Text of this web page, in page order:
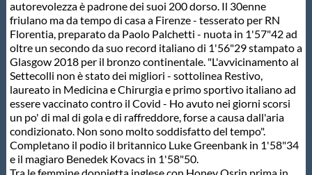
Webmail
Contatti
Mappa del sito
autorevolezza è padrone dei suoi 200 dorso. Il 30enne
friulano ma da tempo di casa a Firenze - tesserato per RN
Florentia, preparato da Paolo Palchetti - nuota in 1'57"42 ad
oltre un secondo da suo record italiano di 1'56"29 stampato a
Glasgow 2018 per il bronzo continentale. "L'avvicinamento al
Settecolli non è stato dei migliori - sottolinea Restivo,
laureato in Medicina e Chirurgia e primo sportivo italiano ad
essere vaccinato contro il Covid - Ho avuto nei giorni scorsi
un po' di mal di gola e di raffreddore, forse a causa dall'aria
condizionato. Non sono molto soddisfatto del tempo".
Completano il podio il britannico Luke Greenbank in 1'58"34
e il magiaro Benedek Kovacs in 1'58"50.